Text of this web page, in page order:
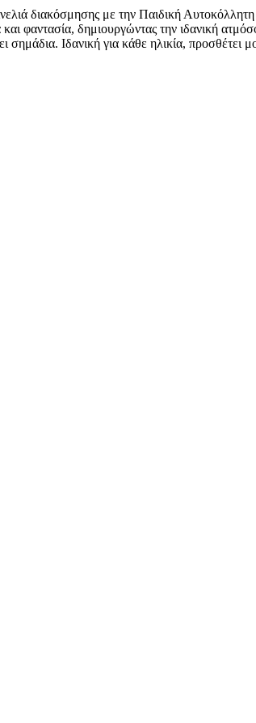
διακόσμησης με την Παιδική
φαντασία, δημιουργώντας την ιδανική
σημάδια. Ιδανική για κάθε ηλικία,